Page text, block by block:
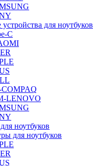
для ноутбуков
C
COMPAQ
LENOVO
ноутбуков
для ноутбуков